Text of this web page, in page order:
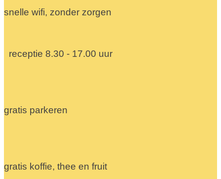
snelle wifi, zonder zorgen
receptie 8.30 - 17.00 uur
gratis parkeren
gratis koffie, thee en fruit